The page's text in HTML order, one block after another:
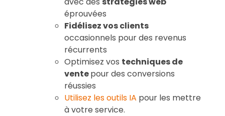
éprouvées
Fidélisez vos clients
occasionnels pour des revenus
récurrents
Optimisez vos techniques de
ventepour des conversions
réussies
Utilisez les outils IA pour les mettre
à votre service.